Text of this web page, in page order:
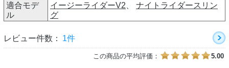
適合モデ
ル
イージーライダーV2
ナイトライダースリン
グ
レビュー件数： 1件
この商品の平均評価： 5.00